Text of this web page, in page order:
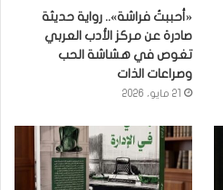
«أحببتُ فراشة».. رواية حديثة
صادرة عن مركز الأدب العربي
تغوص في هشاشة الحب
وصراعات الذات
21 مايو، 2026